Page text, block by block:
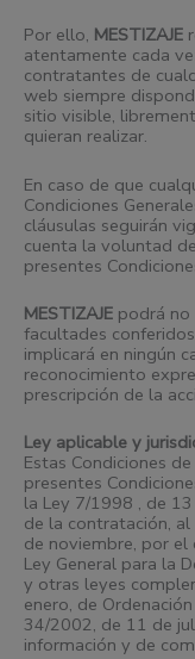
Por ello, MESTIZAJE
atentamente cada
contratantes de
web siempre
sitio visible,
quieran realizar.
En caso de que
Condiciones
cláusulas seguirán
cuenta la voluntad
presentes
MESTIZAJE podrá no
facultades
implicará en ningún
reconocimiento
prescripción de la
Ley aplicable y
Estas Condiciones
presentes
la Ley 7/1998 , de
de la contratación,
de noviembre, por
Ley General para la
y otras leyes
enero, de
34/2002, de 11 de
información y de